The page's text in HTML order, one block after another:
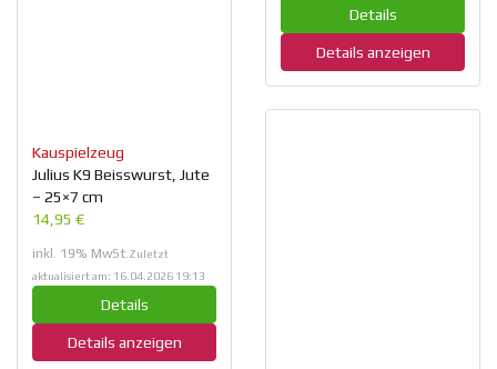
Kauspielzeug
Julius K9 Beisswurst, Jute
– 25×7 cm
14,95 €
inkl. 19% MwSt. Zuletzt
aktualisiert am: 16.04.2026 19:13
Details
Details anzeigen
Details
Details anzeigen